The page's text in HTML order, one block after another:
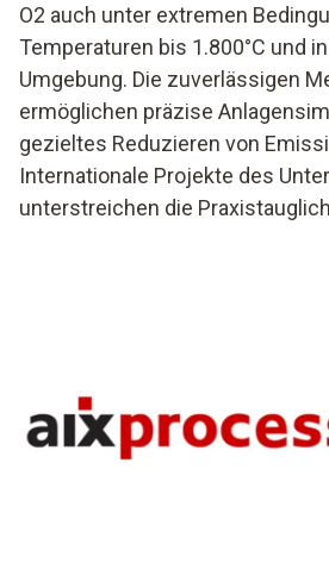
O2 auch unter extremen
Temperaturen bis 1.800°C und
Umgebung. Die zuverlässigen
ermöglichen präzise
gezieltes Reduzieren von
Internationale Projekte des
unterstreichen die